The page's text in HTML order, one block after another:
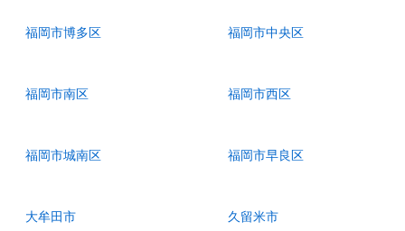
福岡市博多区 福岡市中央区
福岡市南区 福岡市西区
福岡市城南区 福岡市早良区
大牟田市 久留米市